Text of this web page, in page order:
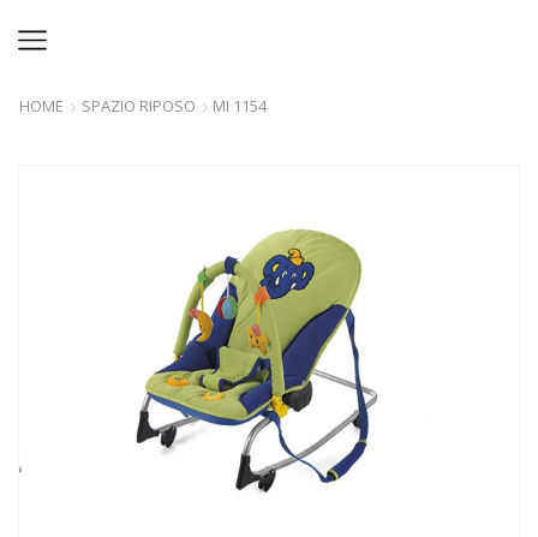
HOME SPAZIO RIPOSO MI 1154